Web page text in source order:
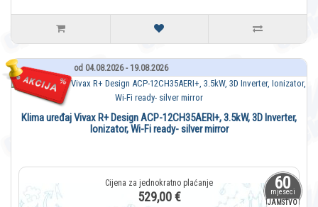
od 04.08.2026 - 19.08.2026
60
mjeseci
JAMSTVO
Klima uređaj Vivax R+ Design ACP-12CH35AERI+, 3.5kW, 3D Inverter,
Ionizator, Wi-Fi ready- silver mirror
529,00 €